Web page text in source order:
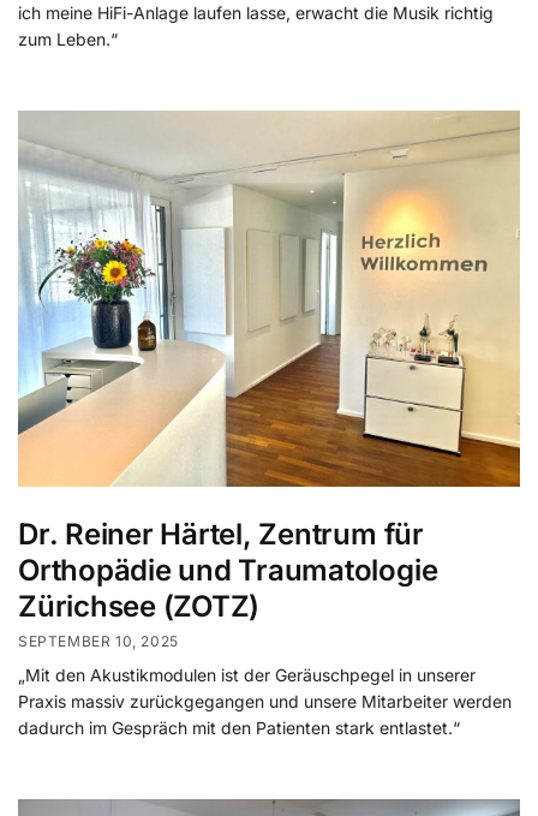
ich meine HiFi-Anlage laufen lasse, erwacht die Musik richtig
zum Leben.“
Dr. Reiner Härtel, Zentrum für
Orthopädie und Traumatologie
Zürichsee (ZOTZ)
SEPTEMBER 10, 2025
„Mit den Akustikmodulen ist der Geräuschpegel in unserer
Praxis massiv zurückgegangen und unsere Mitarbeiter werden
dadurch im Gespräch mit den Patienten stark entlastet.“